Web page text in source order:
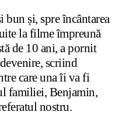
și, spre încântarea
la filme împreună
de 10 ani, a pornit
scriind
care una îi va fi
familiei, Benjamin,
nostru.